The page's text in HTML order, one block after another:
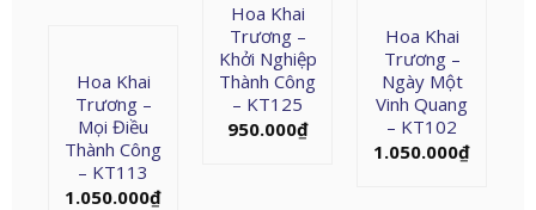
Hoa Khai
Trương –
Khởi Nghiệp
Thành Công
– KT125
950.000₫
Hoa Khai
Trương –
Ngày Một
Vinh Quang
– KT102
1.050.000₫
Hoa Khai
Trương –
Mọi Điều
Thành Công
– KT113
1.050.000₫